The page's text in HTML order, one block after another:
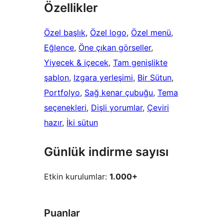
Özellikler
Özel başlık, Özel logo, Özel menü
Eğlence, Öne çıkan görseller
Yiyecek & içecek, Tam genişlikte
şablon, Izgara yerleşimi, Bir Sütun
Portfolyo, Sağ kenar çubuğu, Tema
seçenekleri, Dişli yorumlar, Çeviri
hazır, İki sütun
Günlük indirme sayısı
Etkin kurulumlar: 1.000+
Puanlar